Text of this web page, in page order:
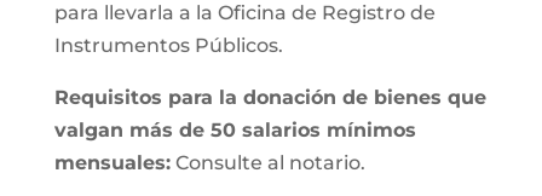
para llevarla a la Oficina de Registro de
Instrumentos Públicos.
Requisitos para la donación de bienes que
valgan más de 50 salarios mínimos
mensuales:Consulte al notario.